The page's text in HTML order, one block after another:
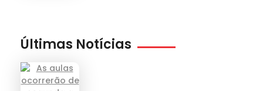
Últimas Notícias